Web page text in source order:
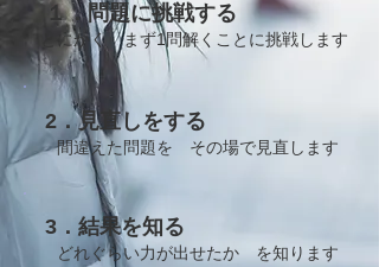
１．問題に挑戦する
​ とにかく まず1問解くことに挑戦します
2．見直しをする
​ 間違えた問題を その場で見直します
3．結果を知る
​ どれぐらい力が出せたか を知ります